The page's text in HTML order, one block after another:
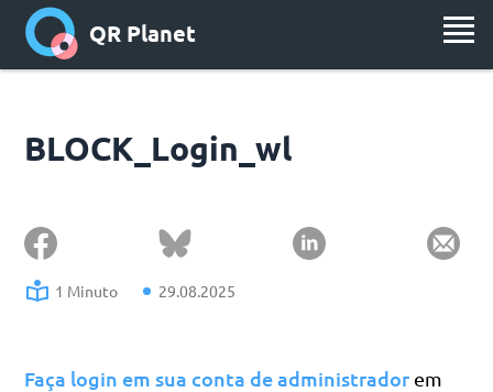
QR Planet
BLOCK_Login_wl
1 Minuto 29.08.2025
Faça login em sua conta de administrador em